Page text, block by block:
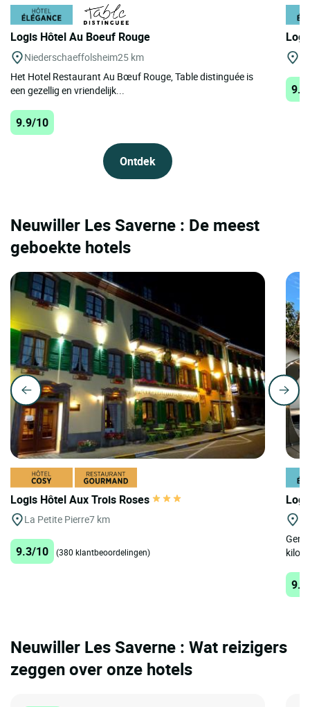
Logis Hôtel Au Boeuf Rouge
Niederschaeffolsheim25 km
Het Hotel Restaurant Au Bœuf Rouge, Table distinguée is
een gezellig en vriendelijk...
9.9/10
Ontdek
Neuwiller Les Saverne : De meest
geboekte hotels
Logis Hôtel Aux Trois Roses
La Petite Pierre7 km
9.3/10 (380 klantbeoordelingen)
Neuwiller Les Saverne : Wat reizigers
zeggen over onze hotels